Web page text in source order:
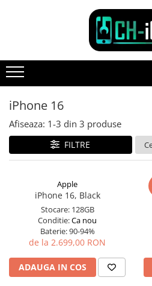
Dispozitive
iPhone
iPhone 11
iPhone 11 Pro Max
iPhone 12 Mini
iPhone 12 Pro Max
iPhone 13
iPhone 13 Mini
iPhone 13 Pro
iPhone 13 Pro Max
iPhone 14
iPhone 16
Afiseaza: 1-3 din 3 produse
FILTRE
Apple
iPhone 16, Black
Stocare: 128GB
Conditie:Ca nou
Baterie:90-94%
de la 2.699,00 RON
ADAUGA IN COS